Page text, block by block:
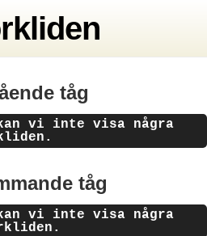
tåg
vi inte visa några
tåg
vi inte visa några